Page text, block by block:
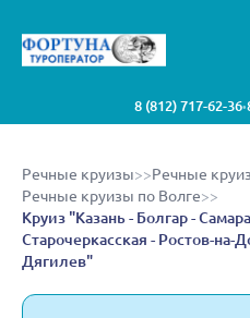
8 (812) 717-62-36•
Речные круизы>>Речные
Речные круизы по Волге>>
Круиз "Казань - Болгар -
Старочеркасская - Ростов-на-
Дягилев"